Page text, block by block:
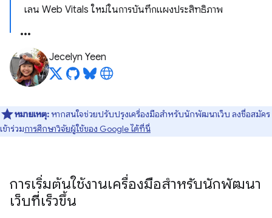
เลน Web Vitals ใหม่ในการบันทึกแผงประสิทธิภาพ
Jecelyn Yeen
หมายเหตุ: หากสนใจช่วยปรับปรุงเครื่องมือสำหรับนักพัฒนาเว็บ ลงชื่อสมัคร
เข้าร่วมการศึกษาวิจัยผู้ใช้ของ Google ได้ที่นี่
การเริ่มต้นใช้งานเครื่องมือสำหรับนักพัฒนา
เว็บที่เร็วขึ้น